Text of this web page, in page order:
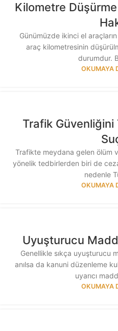
Kilometre
Günümüzde ikinci el araçların
araç kilometresinin
durumdur.
OKUMAYA
Trafik Güvenliğini
Trafikte meydana gelen ölüm
yönelik tedbirlerden biri de
nedenle
OKUMAYA
Uyuşturucu
Genellikle sıkça uyuşturucu
anılsa da kanuni düzenleme
uyarıcı
OKUMAYA